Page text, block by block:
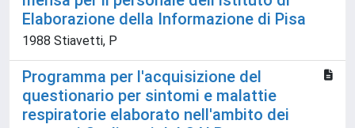
Elaborazione della Informazione di Pisa
1988 Stiavetti, P
Programma per l'acquisizione del
questionario per sintomi e malattie
respiratorie elaborato nell'ambito dei